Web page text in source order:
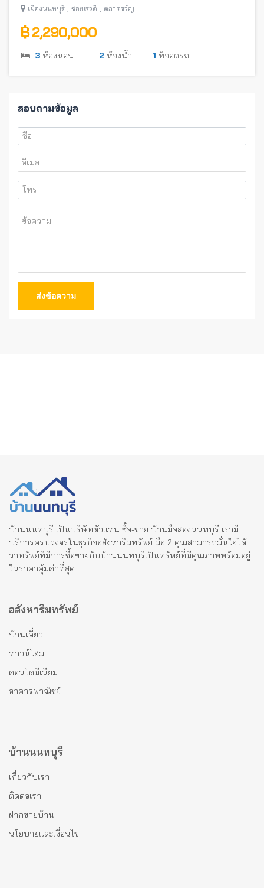
เมืองนนทบุรี , ซอยเรวดี , ตลาดขวัญ
฿ 2,290,000
3 ห้องนอน 2 ห้องน้ำ 1 ที่จอดรถ
สอบถามข้อมูล
ส่งข้อความ
บ้านนนทบุรี เป็นบริษัทตัวแทน ซื้อ-ขาย บ้านมือสองนนทบุรี เรามี
บริการครบวงจรในธุรกิจอสังหาริมทรัพย์ มือ 2 คุณสามารถมั่นใจได้
ว่าทรัพย์ที่มีการซื้อขายกับบ้านนนทบุรีเป็นทรัพย์ที่มีคุณภาพพร้อมอยู่
ในราคาคุ้มค่าที่สุด
อสังหาริมทรัพย์
บ้านเดี่ยว
ทาวน์โฮม
คอนโดมีเนียม
อาคารพาณิชย์
บ้านนนทบุรี
เกี่ยวกับเรา
ติดต่อเรา
ฝากขายบ้าน
นโยบายและเงื่อนไข